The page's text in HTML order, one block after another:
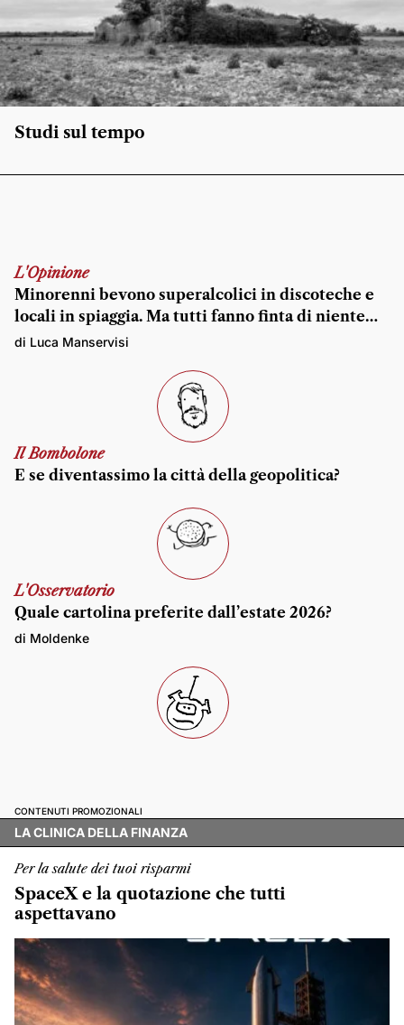
Studi sul tempo
L'Opinione
Minorenni bevono superalcolici in discoteche e
locali in spiaggia. Ma tutti fanno finta di niente…
di Luca Manservisi
Il Bombolone
E se diventassimo la città della geopolitica?
L'Osservatorio
Quale cartolina preferite dall’estate 2026?
di Moldenke
CONTENUTI PROMOZIONALI
LA CLINICA DELLA FINANZA
Per la salute dei tuoi risparmi
SpaceX e la quotazione che tutti
aspettavano